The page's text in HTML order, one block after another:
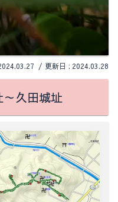
2024.03.28
久田城址